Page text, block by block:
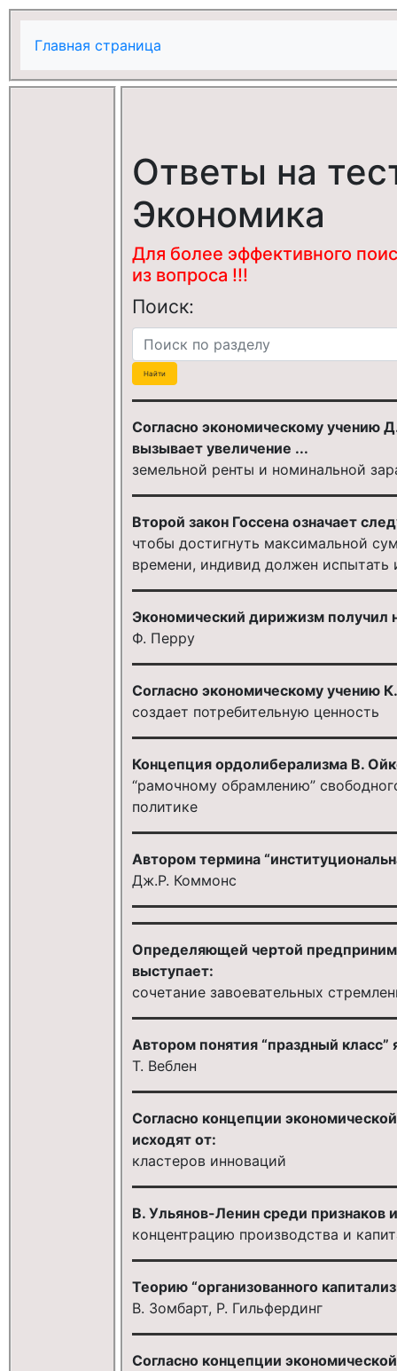
Главная страница
Ответы на
Экономика
Для более эффективного
из вопроса !!!
Поиск:
Согласно экономическому учению
вызывает увеличение ...
земельной ренты и номинальной
Второй закон Госсена означает
чтобы достигнуть максимальной
времени, индивид должен испытать
Экономический дирижизм получил
Ф. Перру
Согласно экономическому учению
создает потребительную ценность
Концепция ордолиберализма В.
“рамочному обрамлению”
политике
Автором термина
Дж.Р. Коммонс
Определяющей чертой
выступает:
сочетание завоевательных
Автором понятия “праздный класс”
Т. Веблен
Согласно концепции
исходят от:
кластеров инноваций
В. Ульянов-Ленин среди признаков
концентрацию производства и
Теорию “организованного
В. Зомбарт, Р. Гильфердинг
Согласно концепции